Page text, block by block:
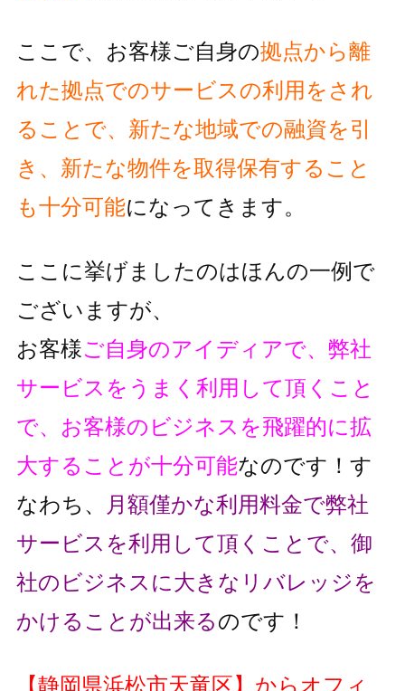
ここで、お客様ご自身の拠点から離
れた拠点でのサービスの利用をされ
ることで、 新たな地域での融資を引
き、新たな物件を取得保有すること
も十分可能になってきます。
ここに挙げましたのはほんの一例で
ございますが、
お客様ご自身のアイディアで、弊社
サービスをうまく利用して頂くこと
で、 お客様のビジネスを飛躍的に拡
大することが十分可能なのです！ す
なわち、
月額僅かな利用料金で弊社
サービスを利用して頂くことで、 御
社のビジネスに大きなリバレッジを
かけることが出来るのです！
【静岡県浜松市天竜区】からオフィ